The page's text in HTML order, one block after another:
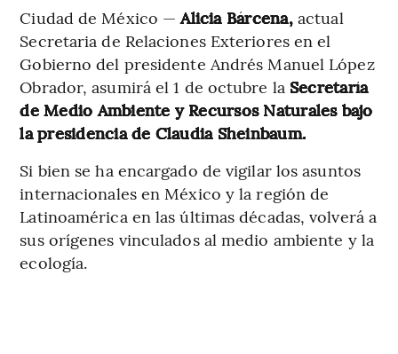
Ciudad de México —Alicia Bárcena,actual
Secretaria de Relaciones Exteriores en el
Gobierno del presidente Andrés Manuel López
Obrador, asumirá el 1 de octubre la Secretaría
de Medio Ambiente y Recursos Naturales bajo
la presidencia de Claudia Sheinbaum.
Si bien se ha encargado de vigilar los asuntos
internacionales en México y la región de
Latinoamérica en las últimas décadas, volverá a
sus orígenes vinculados al medio ambiente y la
ecología.